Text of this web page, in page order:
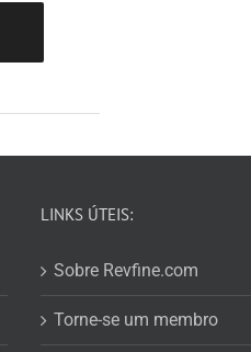
LINKS ÚTEIS:
Sobre Revfine.com
Torne-se um membro